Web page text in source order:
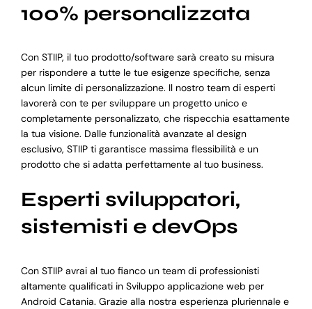
100% personalizzata
Con STIIP, il tuo prodotto/software sarà creato su misura
per rispondere a tutte le tue esigenze specifiche, senza
alcun limite di personalizzazione. Il nostro team di esperti
lavorerà con te per sviluppare un progetto unico e
completamente personalizzato, che rispecchia esattamente
la tua visione. Dalle funzionalità avanzate al design
esclusivo, STIIP ti garantisce massima flessibilità e un
prodotto che si adatta perfettamente al tuo business.
Esperti sviluppatori,
sistemisti e devOps
Con STIIP avrai al tuo fianco un team di professionisti
altamente qualificati in Sviluppo applicazione web per
Android Catania. Grazie alla nostra esperienza pluriennale e